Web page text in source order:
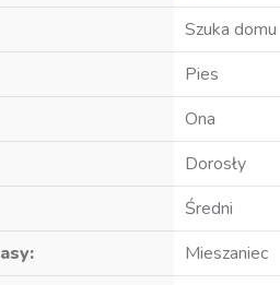
Szuka domu
Pies
Ona
Dorosły
Średni
Mieszaniec